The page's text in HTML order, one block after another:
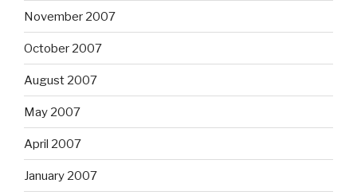
November 2007
October 2007
August 2007
May 2007
April 2007
January 2007